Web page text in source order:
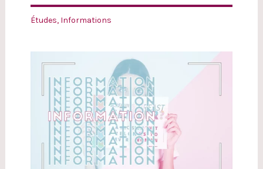
Études, Informations